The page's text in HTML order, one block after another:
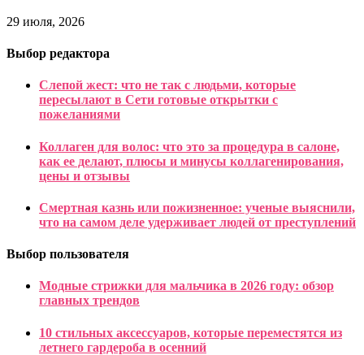
29 июля, 2026
Выбор редактора
Слепой жест: что не так с людьми, которые
пересылают в Сети готовые открытки с
пожеланиями
Коллаген для волос: что это за процедура в салоне,
как ее делают, плюсы и минусы коллагенирования,
цены и отзывы
Смертная казнь или пожизненное: ученые выяснили,
что на самом деле удерживает людей от преступлений
Выбор пользователя
Модные стрижки для мальчика в 2026 году: обзор
главных трендов
10 стильных аксессуаров, которые переместятся из
летнего гардероба в осенний